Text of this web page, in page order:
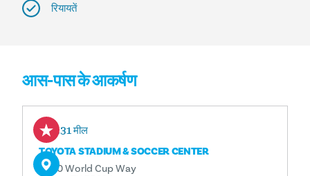
रियायतें
आस-पास के आकर्षण
0.31 मील
TOYOTA STADIUM & SOCCER CENTER
9200 World Cup Way